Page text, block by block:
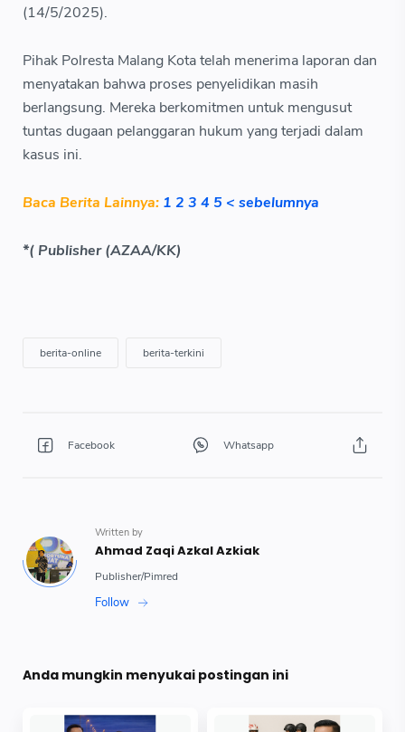
(14/5/2025).
Pihak Polresta Malang Kota telah menerima laporan dan
menyatakan bahwa proses penyelidikan masih
berlangsung. Mereka berkomitmen untuk mengusut
tuntas dugaan pelanggaran hukum yang terjadi dalam
kasus ini.
Baca Berita Lainnya: 1 2 3 4 5 < sebelumnya
*( Publisher (AZAA/KK)
Anda mungkin menyukai postingan ini